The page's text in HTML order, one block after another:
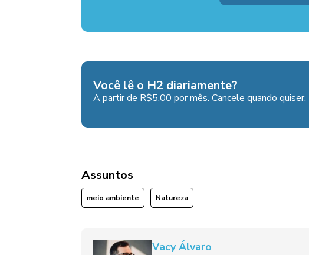
Você lê o H2 diariamente?
A partir de R$5,00 por mês. Cancele quando quiser.
Assuntos
meio ambiente Natureza
Vacy Álvaro